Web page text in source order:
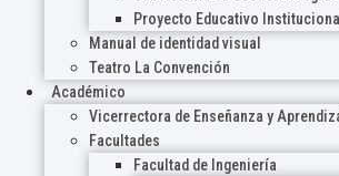
Proyecto Educativo Institucional
Manual de identidad visual
Teatro La Convención
Académico
Vicerrectora de Enseñanza y
Facultades
Facultad de Ingeniería